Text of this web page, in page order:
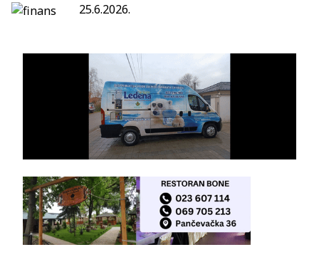
25.6.2026.